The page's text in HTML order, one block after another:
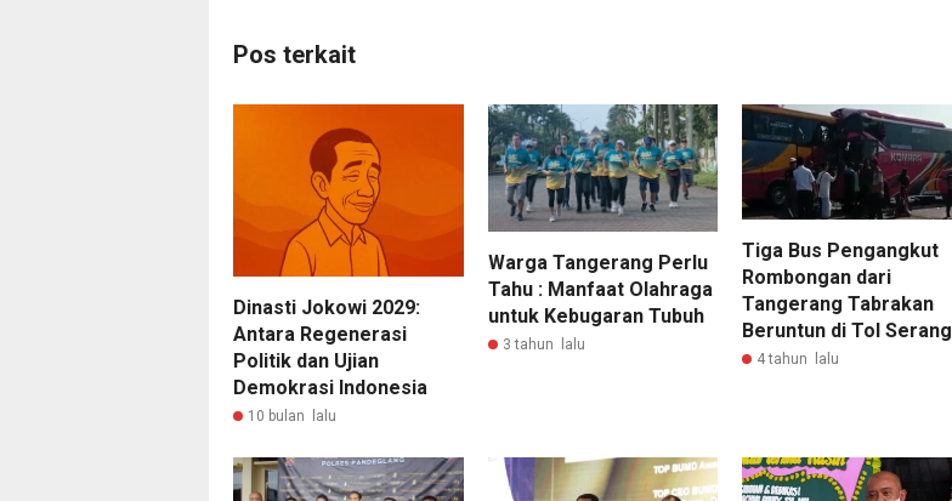
Pos terkait
Dinasti Jokowi 2029:
Antara Regenerasi
Politik dan Ujian
Demokrasi Indonesia
10 bulan lalu
Warga Tangerang Perlu
Tahu : Manfaat Olahraga
untuk Kebugaran Tubuh
3 tahun lalu
Tiga Bus Pengangkut
Rombongan dari
Tangerang Tabrakan
Beruntun di Tol Serang
4 tahun lalu